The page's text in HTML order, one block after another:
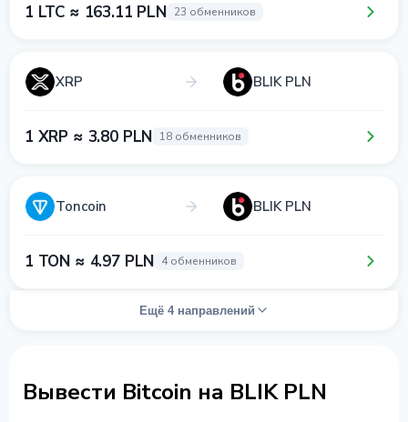
1 LTC ≈ 163.11 PLN 23 обменников
XRP BLIK PLN
1 XRP ≈ 3.80 PLN 18 обменников
Toncoin BLIK PLN
1 TON ≈ 4.97 PLN 4 обменников
Ещё 4 направлений
Вывести Bitcoin на BLIK PLN